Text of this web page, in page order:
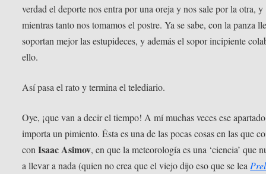
verdad el deporte nos entra por una oreja y nos sale por la otra, y
mientras tanto nos tomamos el postre. Ya se sabe, con la panza
soportan mejor las estupideces, y además el sopor incipiente
ello.
Así pasa el rato y termina el telediario.
Oye, ¡que van a decir el tiempo! A mí muchas veces ese
importa un pimiento. Ésta es una de las pocas cosas en las que
conIsaac Asimov, en que la meteorología es una ‘ciencia’ que
a llevar a nada (quien no crea que el viejo dijo eso que se lea